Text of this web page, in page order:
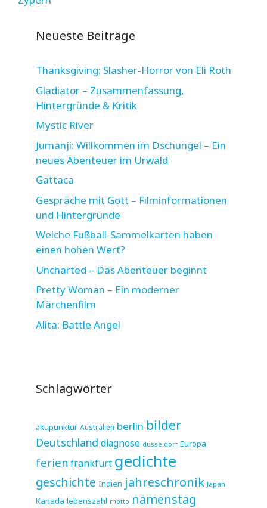
Neueste Beiträge
Thanksgiving: Slasher-Horror von Eli Roth
Gladiator – Zusammenfassung,
Hintergründe & Kritik
Mystic River
Jumanji: Willkommen im Dschungel – Ein
neues Abenteuer im Urwald
Gattaca
Gespräche mit Gott – Filminformationen
und Hintergründe
Welche Fußball-Sammelkarten haben
einen hohen Wert?
Uncharted – Das Abenteuer beginnt
Pretty Woman – Ein moderner
Märchenfilm
Alita: Battle Angel
Schlagwörter
akupunktur Australien berlin bilder
Deutschland diagnose düsseldorf Europa
ferien frankfurt gedichte
geschichte Indien jahreschronik Japan
Kanada lebenszahl motto namenstag